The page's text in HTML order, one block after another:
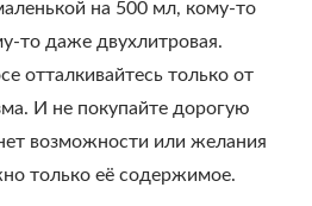
на 500 мл, кому-то
то даже двухлитровая.
отталкивайтесь только от
И не покупайте дорогую
возможности или желания
только её содержимое.